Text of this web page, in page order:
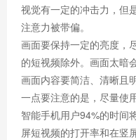
视觉有一定的冲击力，但
注意力被带偏。
画面要保持一定的亮度，
的短视频除外。画面太暗
画面内容要简洁、清晰且
一点要注意的是，尽量使
智能手机用户94%的时间
屏短视频的打开率和在竖